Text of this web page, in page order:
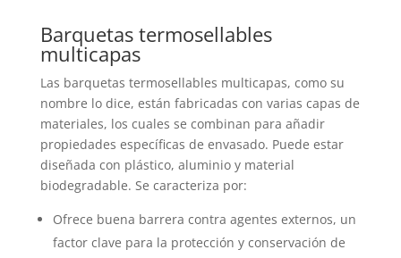
Barquetas termosellables
multicapas
Las barquetas termosellables multicapas, como su
nombre lo dice, están fabricadas con varias capas de
materiales, los cuales se combinan para añadir
propiedades específicas de envasado. Puede estar
diseñada con plástico, aluminio y material
biodegradable. Se caracteriza por:
Ofrece buena barrera contra agentes externos, un
factor clave para la protección y conservación de